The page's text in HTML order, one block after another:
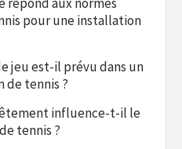
pour une installation
jeu est-il prévu dans un
de tennis ?
influence-t-il le
tennis ?